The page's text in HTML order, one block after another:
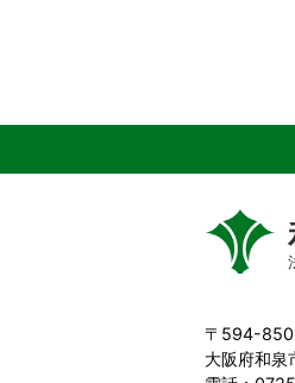
〒594-
大阪府和泉